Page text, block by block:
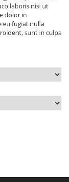
laboris nisi ut
dolor in
eu fugiat nulla
sunt in culpa